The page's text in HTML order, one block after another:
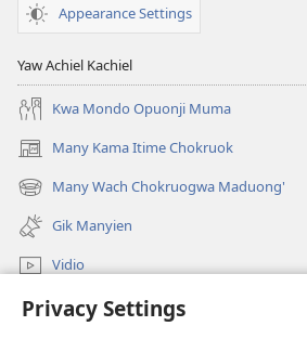
Privacy Settings
Appearance Settings
Yaw Achiel Kachiel
Kwa Mondo Opuonji Muma
Many Kama Itime Chokruok
(opens
new
window)
Many Wach Chokruogwa Maduong'
(opens
new
window)
Gik Manyien
Vidio
Many Gimoro e JW.ORG